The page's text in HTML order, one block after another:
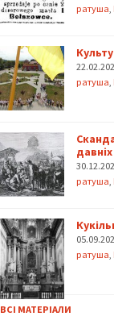
ратуша ,
ратуша ,
ратуша ,
ратуша ,
ВСІ МАТЕРІАЛИ